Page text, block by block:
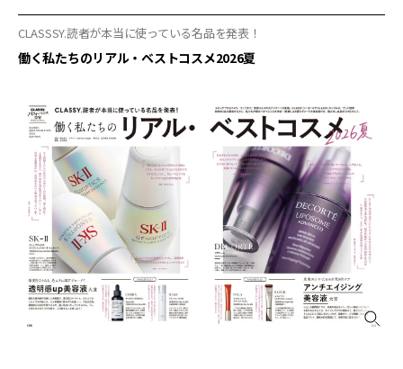
CLASSSY.読者が本当に使っている名品を発表！
働く私たちのリアル・ベストコスメ2026夏